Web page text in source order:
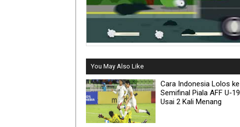
You May Also Like
Cara Indonesia Lolos ke
Semifinal Piala AFF U-19
Usai 2 Kali Menang